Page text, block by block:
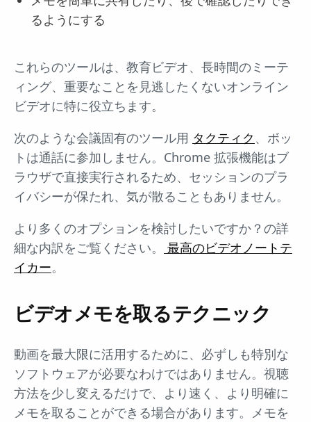
るようにする
これらのツールは、教育ビデオ、長時間のミーテ
ィング、重要なことを見逃したくないオンライン
ビデオに特に役立ちます。
次のような会議固有のツール用 タクティク 、ボッ
トは通話に参加しません。Chrome 拡張機能はブ
ラウザで直接実行されるため、セッションのプラ
イバシーが保たれ、気が散ることもありません。
より多くのオプションを検討したいですか？の詳
細な内訳をご覧ください。
最高のビデオノートテ
イカー。
ビデオメモを取るテクニック
動画を最大限に活用するために、必ずしも特別な
ソフトウェアが必要なわけではありません。視聴
方法を少し変えるだけで、より速く、より明確に
メモを取ることができる場合があります。メモを